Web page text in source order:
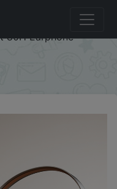
Air Wireless
Cancellation
80H Earphone